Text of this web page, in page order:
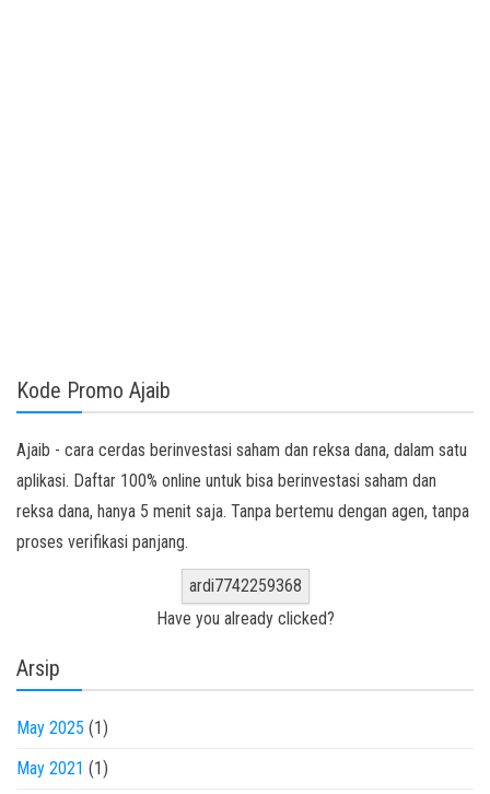
Kode Promo Ajaib
Ajaib - cara cerdas berinvestasi saham dan reksa dana, dalam satu
aplikasi. Daftar 100% online untuk bisa berinvestasi saham dan
reksa dana, hanya 5 menit saja. Tanpa bertemu dengan agen, tanpa
proses verifikasi panjang.
ardi7742259368
Have you already clicked?
Arsip
May 2025 (1)
May 2021 (1)